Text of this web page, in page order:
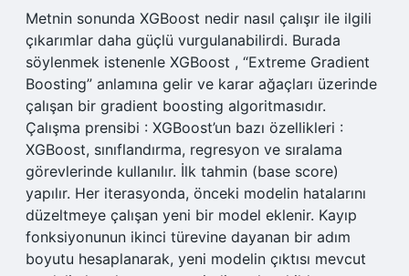
Metnin sonunda XGBoost nedir nasıl çalışır ile ilgili
çıkarımlar daha güçlü vurgulanabilirdi. Burada
söylenmek istenenle XGBoost , “Extreme Gradient
Boosting” anlamına gelir ve karar ağaçları üzerinde
çalışan bir gradient boosting algoritmasıdır.
Çalışma prensibi : XGBoost’un bazı özellikleri :
XGBoost, sınıflandırma, regresyon ve sıralama
görevlerinde kullanılır. İlk tahmin (base score)
yapılır. Her iterasyonda, önceki modelin hatalarını
düzeltmeye çalışan yeni bir model eklenir. Kayıp
fonksiyonunun ikinci türevine dayanan bir adım
boyutu hesaplanarak, yeni modelin çıktısı mevcut